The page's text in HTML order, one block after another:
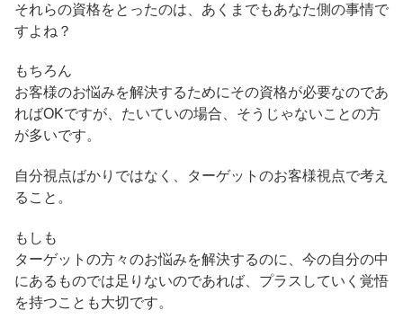
それらの資格をとったのは、あくまでもあなた側の事情で
すよね？
もちろん
お客様のお悩みを解決するためにその資格が必要なのであ
ればOKですが、たいていの場合、そうじゃないことの方
が多いです。
自分視点ばかりではなく、ターゲットのお客様視点で考え
ること。
もしも
ターゲットの方々のお悩みを解決するのに、今の自分の中
にあるものでは足りないのであれば、プラスしていく覚悟
を持つことも大切です。